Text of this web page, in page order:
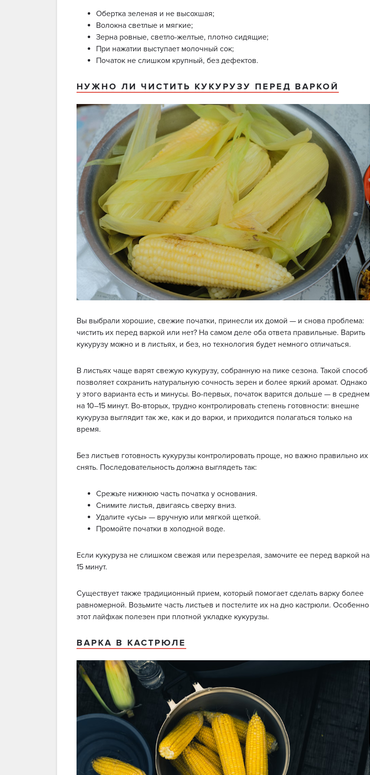
Обертка зеленая и не высохшая;
Волокна светлые и мягкие;
Зерна ровные, светло-желтые, плотно сидящие;
При нажатии выступает молочный сок;
Початок не слишком крупный, без дефектов.
НУЖНО ЛИ ЧИСТИТЬ КУКУРУЗУ ПЕРЕД ВАРКОЙ
Вы выбрали хорошие, свежие початки, принесли их домой — и снова проблема:
чистить их перед варкой или нет? На самом деле оба ответа правильные. Варить
кукурузу можно и в листьях, и без, но технология будет немного отличаться.
В листьях чаще варят свежую кукурузу, собранную на пике сезона. Такой способ
позволяет сохранить натуральную сочность зерен и более яркий аромат. Однако
у этого варианта есть и минусы. Во-первых, початок варится дольше — в среднем
на 10–15 минут. Во-вторых, трудно контролировать степень готовности: внешне
кукуруза выглядит так же, как и до варки, и приходится полагаться только на
время.
Без листьев готовность кукурузы контролировать проще, но важно правильно их
снять. Последовательность должна выглядеть так:
Срежьте нижнюю часть початка у основания.
Снимите листья, двигаясь сверху вниз.
Удалите «усы» — вручную или мягкой щеткой.
Промойте початки в холодной воде.
Если кукуруза не слишком свежая или перезрелая, замочите ее перед варкой на
15 минут.
Существует также традиционный прием, который помогает сделать варку более
равномерной. Возьмите часть листьев и постелите их на дно кастрюли. Особенно
этот лайфхак полезен при плотной укладке кукурузы.
ВАРКА В КАСТРЮЛЕ